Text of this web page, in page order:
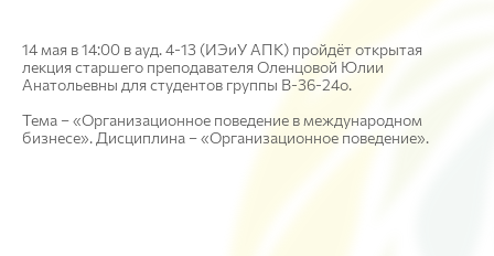
14 мая в 14:00 в ауд. 4-13 (ИЭиУ АПК) пройдёт открытая
лекция старшего преподавателя Оленцовой Юлии
Анатольевны для студентов группы В-36-24о.
Тема – «Организационное поведение в международном
бизнесе». Дисциплина – «Организационное поведение».